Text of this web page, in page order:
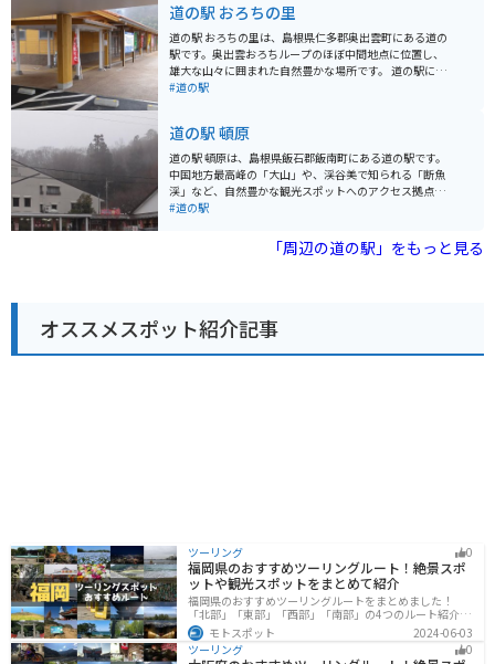
肉まんじゅう」です。 バイクで訪れる場合、道の駅から
すぐの場所にある「奥出雲おろちループ」は、一度は走
ってみたい絶景ロードとして知られています。 また、道
の駅の周辺には、温泉施設やキャンプ場などもあり、宿
泊してゆっくりと過ごすこともできます。四季折々の自
道の駅 おろちの里
道の駅 おろちの里は、島根県仁多郡奥出雲町にある道の
駅です。奥出雲おろちループのほぼ中間地点に位置し、
雄大な山々に囲まれた自然豊かな場所です。 道の駅に
は、地元の特産品を販売する売店や、地元食材を使った
す。レストランでは、奥出雲そばや猪肉料理など、地元
の味が楽しめます。 また、道の駅 おろちの里には、奥出
雲の観光情報を発信する情報コーナーもあります。周辺
には、鬼の舌震や斐伊川など、自然豊かな観光スポット
がたくさんあります。バイクで訪れる場合、道の駅は休
です。道の駅 おろちの里では、そんな奥出雲町の魅力を
存分に味わうことができます。
#道の駅
道の駅 頓原
道の駅 頓原は、島根県飯石郡飯南町にある道の駅です。
中国地方最高峰の「大山」や、渓谷美で知られる「断魚
渓」など、自然豊かな観光スポットへのアクセス拠点と
して最適です。 地元産の新鮮な野菜や果物、特産品など
レストランがあります。おすすめは、地元産のそば粉を
使った手打ちそばです。 バイクで訪れる場合、道の駅に
所にある「頓原ラムネ温泉」は、ラムネのようにシュワ
シュワとした炭酸泉が特徴です。旅の疲れを癒やすのに
ぴったりです。
#道の駅
「周辺の道の駅」をもっと見る
オススメスポット紹介記事
ツーリング 0
福岡県のおすすめツーリングルート！絶景スポ
ットや観光スポットをまとめて紹介
福岡県のおすすめツーリングルートをまとめました！
「北部」「東部」「西部」「南部」の4つのルート紹介し
ます。豊かな自然から歴史ある名所、グルメまで多彩な
魅力が詰まっており、様々な楽しみ方ができます。バイ
クで福岡県にツーリングに行く際は参考にしてくださ
モトスポット
2024-06-03
ツーリング
0